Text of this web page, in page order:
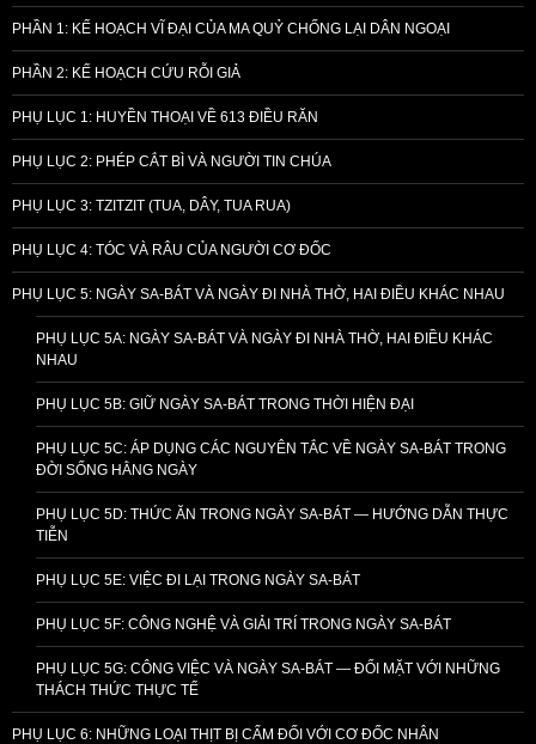
PHẦN 1: KẾ HOẠCH VĨ ĐẠI CỦA MA QUỶ CHỐNG LẠI DÂN NGOẠI
PHẦN 2: KẾ HOẠCH CỨU RỖI GIẢ
PHỤ LỤC 1: HUYỀN THOẠI VỀ 613 ĐIỀU RĂN
PHỤ LỤC 2: PHÉP CẮT BÌ VÀ NGƯỜI TIN CHÚA
PHỤ LỤC 3: TZITZIT (TUA, DÂY, TUA RUA)
PHỤ LỤC 4: TÓC VÀ RÂU CỦA NGƯỜI CƠ ĐỐC
PHỤ LỤC 5: NGÀY SA-BÁT VÀ NGÀY ĐI NHÀ THỜ, HAI ĐIỀU KHÁC NHAU
PHỤ LỤC 5A: NGÀY SA-BÁT VÀ NGÀY ĐI NHÀ THỜ, HAI ĐIỀU KHÁC
NHAU
PHỤ LỤC 5B: GIỮ NGÀY SA-BÁT TRONG THỜI HIỆN ĐẠI
PHỤ LỤC 5C: ÁP DỤNG CÁC NGUYÊN TẮC VỀ NGÀY SA-BÁT TRONG
ĐỜI SỐNG HẰNG NGÀY
PHỤ LỤC 5D: THỨC ĂN TRONG NGÀY SA-BÁT — HƯỚNG DẪN THỰC
TIỄN
PHỤ LỤC 5E: VIỆC ĐI LẠI TRONG NGÀY SA-BÁT
PHỤ LỤC 5F: CÔNG NGHỆ VÀ GIẢI TRÍ TRONG NGÀY SA-BÁT
PHỤ LỤC 5G: CÔNG VIỆC VÀ NGÀY SA-BÁT — ĐỐI MẶT VỚI NHỮNG
THÁCH THỨC THỰC TẾ
PHỤ LỤC 6: NHỮNG LOẠI THỊT BỊ CẤM ĐỐI VỚI CƠ ĐỐC NHÂN